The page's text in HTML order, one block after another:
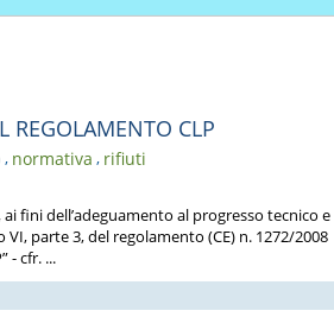
REGOLAMENTO CLP
, normativa , rifiuti
ai fini dell’adeguamento al progresso tecnico e
VI, parte 3, del regolamento (CE) n. 1272/2008
- cfr. ...